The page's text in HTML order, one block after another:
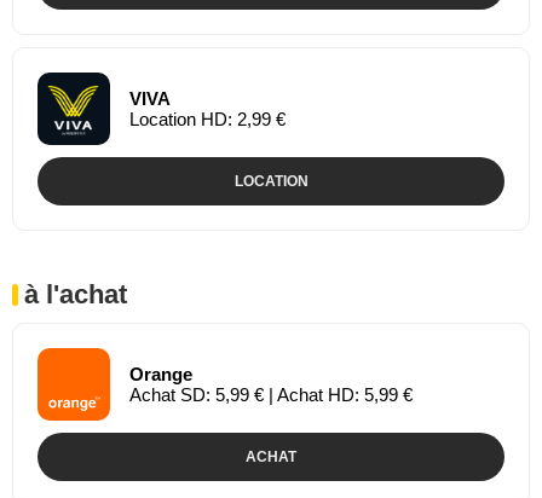
VIVA
Location HD: 2,99 €
LOCATION
à l'achat
Orange
Achat SD: 5,99 € | Achat HD: 5,99 €
ACHAT